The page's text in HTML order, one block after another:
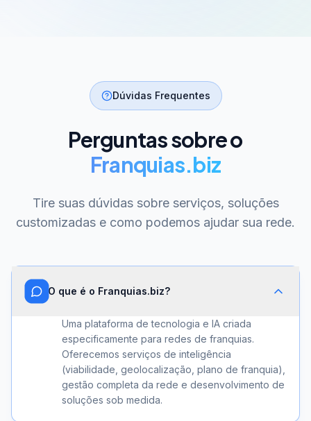
Dúvidas Frequentes
Perguntas sobre o
Franquias.biz
Tire suas dúvidas sobre serviços, soluções
customizadas e como podemos ajudar sua rede.
O que é o Franquias.biz?
Uma plataforma de tecnologia e IA criada
especificamente para redes de franquias.
Oferecemos serviços de inteligência
(viabilidade, geolocalização, plano de franquia),
gestão completa da rede e desenvolvimento de
soluções sob medida.